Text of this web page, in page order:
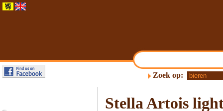
Zoek op:
Stella Artois